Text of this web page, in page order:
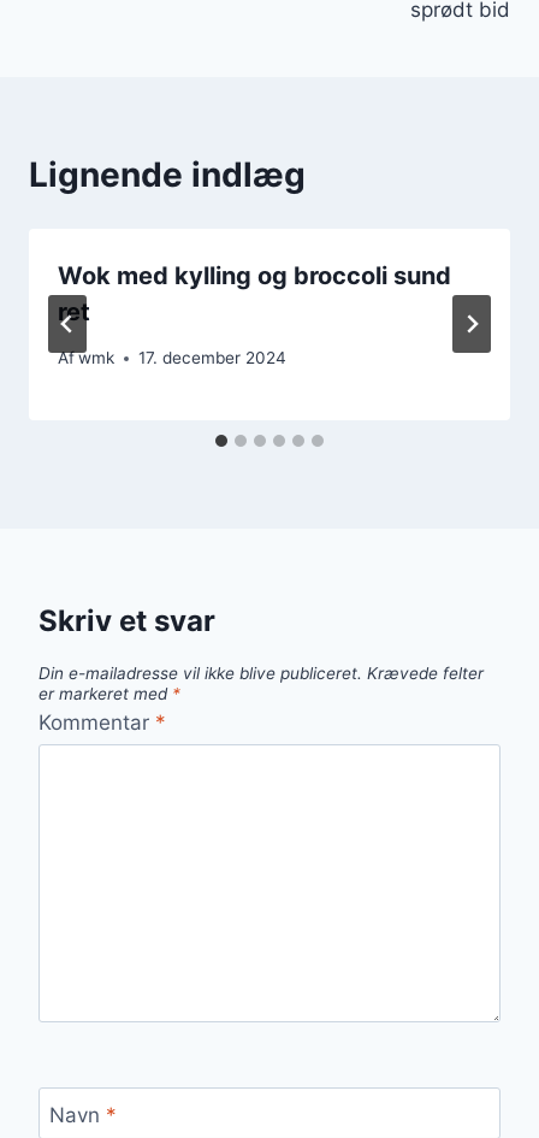
sprødt bid
Lignende indlæg
Wok med kylling og broccoli sund
ret
Afwmk 17. december 2024
Skriv et svar
Din e-mailadresse vil ikke blive publiceret. Krævede felter
er markeret med *
Kommentar *
Navn *